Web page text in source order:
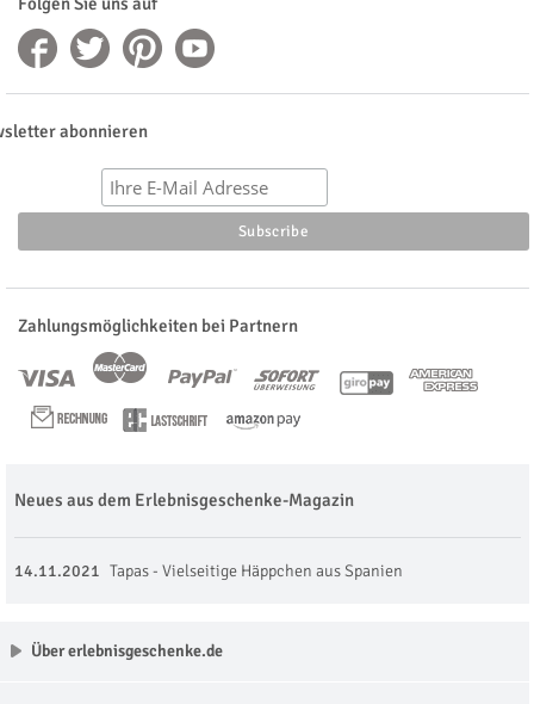
abonnieren
Zahlungsmöglichkeiten bei Partnern
Neues aus dem Erlebnisgeschenke-Magazin
14.11.2021 Tapas - Vielseitige Häppchen aus Spanien
Über erlebnisgeschenke.de